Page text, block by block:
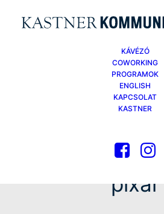
KÁVÉZÓ
COWORKING
PROGRAMOK
ENGLISH
KAPCSOLAT
KASTNER
pixar